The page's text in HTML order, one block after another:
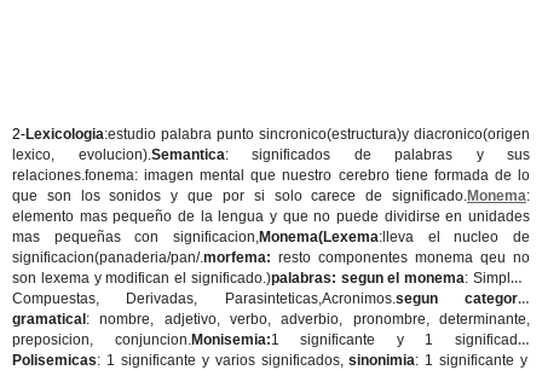
2-Lexicologia:estudio palabra punto sincronico(estructura)y diacronico(origen
lexico, evolucion).Semantica: significados de palabras y sus
relaciones.fonema: imagen mental que nuestro cerebro tiene formada de lo
que son los sonidos y que por si solo carece de significado.Monema:
elemento mas pequeño de la lengua y que no puede dividirse en unidades
mas pequeñas con significacion,Monema(Lexema:lleva el nucleo de
significacion(panaderia/pan/.morfema: resto componentes monema qeu no
son lexema y modifican el significado.)palabras: segun el monema: Simples,
Compuestas, Derivadas, Parasinteticas,Acronimos.segun categoria
gramatical : nombre, adjetivo, verbo, adverbio, pronombre, determinante,
preposicion, conjuncion.Monisemia:1 significante y 1 significado,
Polisemicas: 1 significante y varios significados,sinonimia: 1 significante y